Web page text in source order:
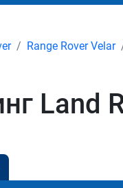
Range Rover Velar
Land